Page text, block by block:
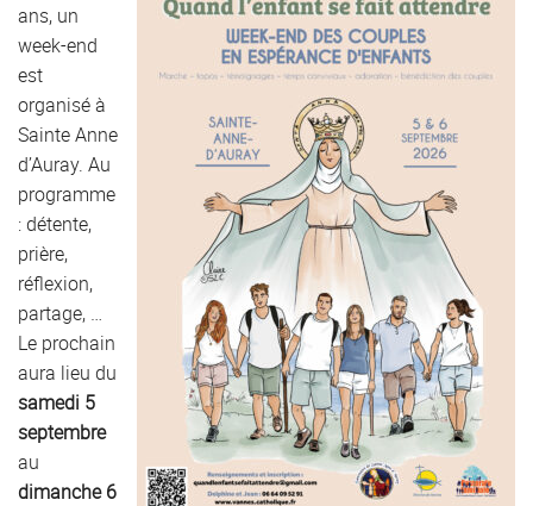
ans, un
week-end
est
organisé à
Sainte Anne
d’Auray. Au
programme
: détente,
prière,
réflexion,
partage, …
Le prochain
aura lieu du
samedi 5
septembre
au
dimanche 6